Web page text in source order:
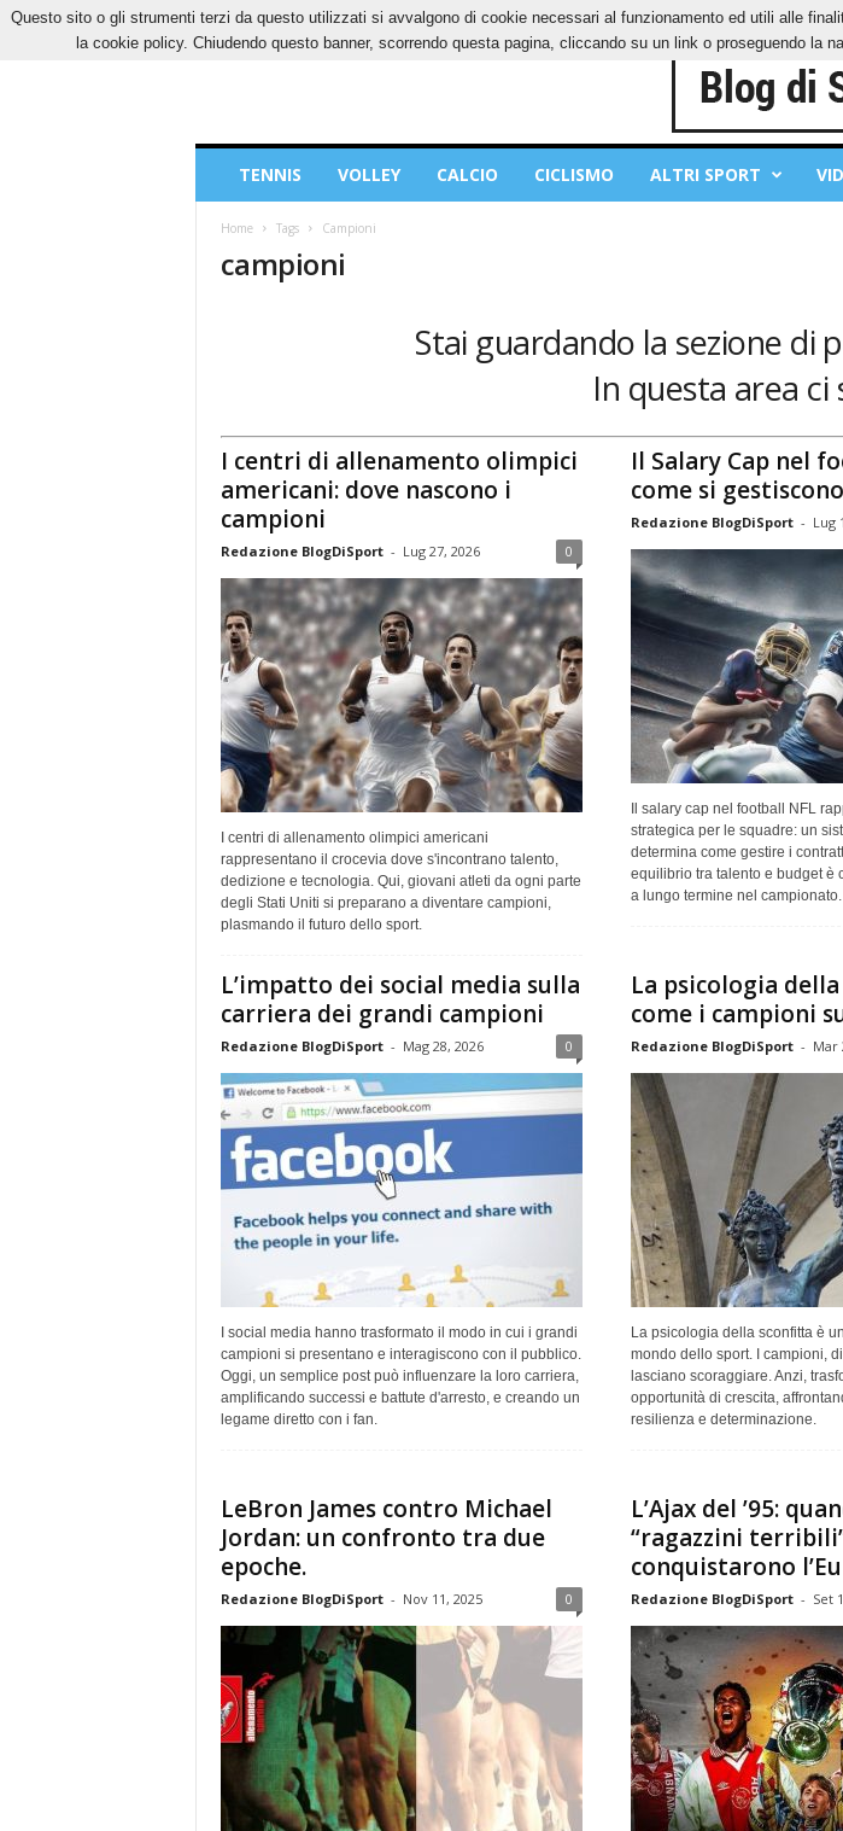
VENERDÌ, 7 AGOSTO 2026 CONTATTI COOKIES PRIVACY POLICY
Sport
TENNIS VOLLEY CALCIO CICLISMO ALTRI SPORT
Home Tags Campioni
campioni
Stai guardando la sezione di
In questa area ci
I centri di allenamento olimpici
americani: dove nascono i
campioni
Redazione BlogDiSport - Lug 27, 2026 0
I centri di allenamento olimpici americani
rappresentano il crocevia dove s'incontrano talento,
dedizione e tecnologia. Qui, giovani atleti da ogni parte
degli Stati Uniti si preparano a diventare campioni,
plasmando il futuro dello sport.
Il Salary Cap nel
come si
Redazione BlogDiSport - Lug
Il salary cap nel football NFL
strategica per le squadre: un
determina come gestire i
equilibrio tra talento e budget è
a lungo termine nel campionato.
L’impatto dei social media sulla
carriera dei grandi campioni
Redazione BlogDiSport - Mag 28, 2026 0
I social media hanno trasformato il modo in cui i grandi
campioni si presentano e interagiscono con il pubblico.
Oggi, un semplice post può influenzare la loro carriera,
amplificando successi e battute d'arresto, e creando un
legame diretto con i fan.
La psicologia
come i campioni
Redazione BlogDiSport - Mar
La psicologia della sconfitta è
mondo dello sport. I campioni,
lasciano scoraggiare. Anzi,
opportunità di crescita,
resilienza e determinazione.
LeBron James contro Michael
Jordan: un confronto tra due
epoche.
Redazione BlogDiSport - Nov 11, 2025 0
L’Ajax del ’95:
“ragazzini
conquistarono
Redazione BlogDiSport - Set
Questo sito o gli strumenti terzi da questo utilizzati si avvalgono di cookie necessari al funzionamento ed utili alle
la cookie policy. Chiudendo questo banner, scorrendo questa pagina, cliccando su un link o proseguendo la